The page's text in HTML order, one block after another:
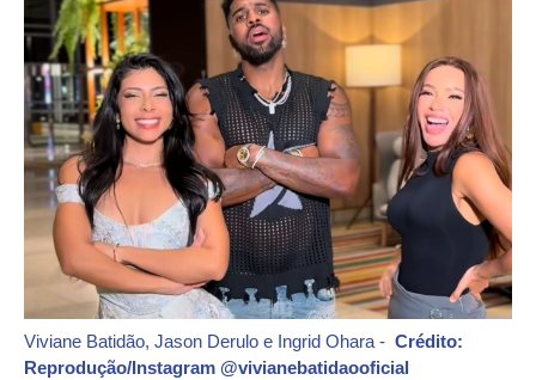
Viviane Batidão, Jason Derulo e Ingrid Ohara - Crédito:
Reprodução/Instagram @vivianebatidaooficial